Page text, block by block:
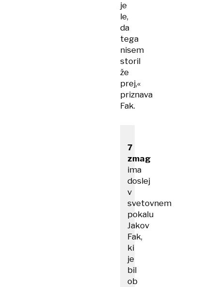
je
le,
da
tega
nisem
storil
že
prej,«
priznava
Fak.
7 ​
zmag
ima
doslej
v
svetovnem
pokalu
Jakov
Fak,
ki
je
bil
ob